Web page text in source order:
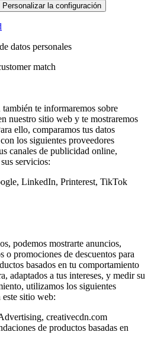
Personalizar la configuración
datos personales
match
te informaremos sobre
nuestro sitio web y te mostraremos
ello, comparamos tus datos
los siguientes proveedores
canales de publicidad online,
servicios:
LinkedIn, Printerest, TikTok
podemos mostrarte anuncios,
o promociones de descuentos para
basados en tu comportamiento
adaptados a tus intereses, y medir su
utilizamos los siguientes
este sitio web:
creativecdn.com
de productos basadas en